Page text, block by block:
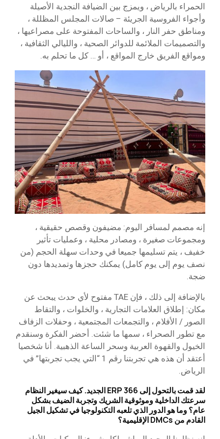
الحمراء بالرياض ، ويمزج بين الضيافة النجدية الأصيلة
وأجواء الفروسية الجريئة – صالات المجلس المظللة ،
ومناطق حفر النار ، والساحات المفتوحة على مصراعيها ،
والتصميمات الملائمة للدوائر الصحية ، والليالي الثقافية ،
ومواقع الفريق خارج المواقع ، أو … كل ما تحلم به.
إنه مصمم لمسافر اليوم: مضيفون وقصص حقيقية ،
ومجموعات صغيرة ، ومصادر محلية ، وعمليات تأثير
خفيف ، يتم تسليمها جميعا في وحدات سهلة الحجم (من
نصف يوم إلى يوم كامل) يمكنك حجزها وتمديدها دون
ضجة.
بالإضافة إلى ذلك ، فإن TAE مفتوح لأي حدث يبحث عن
مكان: إطلاق العلامات التجارية ، والخلوات ، والتقاط
الصور / الأفلام ، والتجمعات المجتمعية ، وحفلات الزفاف
مع تطور الصحراء ، سمها ما شئت. أحضر الفكرة وسنقدم
الخيول والقهوة العربية وسحر الساعة الذهبية. أنا شخصيا
أعتقد أن هذه هي تجربتنا رقم 1 “التي يجب تجربتها” في
الرياض.
لقد قمت بالتحول إلى 366 ERP الجديد. كيف سيغير النظام
سرعتك الداخلية وموثوقية الشريك وتجربة الضيف بشكل
عام؟ وما هو الدور الذي تلعبه التكنولوجيا في تشكيل الجيل
القادم من DMCs الإقليمية؟